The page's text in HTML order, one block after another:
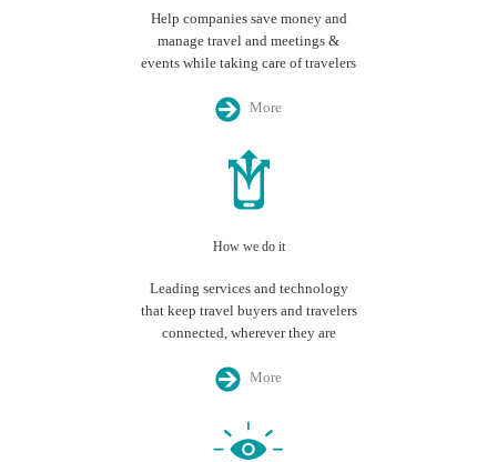
Help companies save money and
manage travel and meetings &
events while taking care of travelers
More
How we do it
Leading services and technology
that keep travel buyers and travelers
connected, wherever they are
More